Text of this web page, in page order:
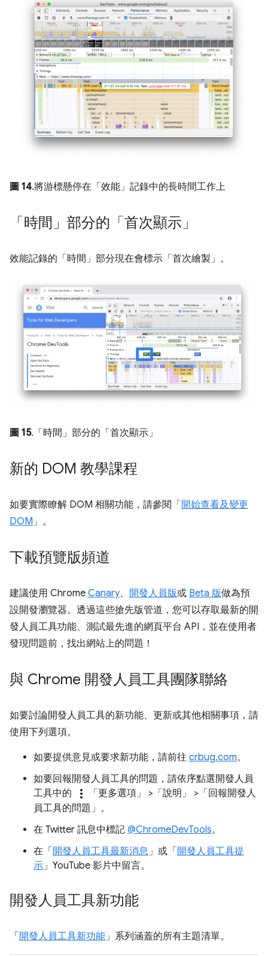
圖 14.將游標懸停在「效能」記錄中的長時間工作上
「時間」部分的「首次顯示」
效能記錄的「時間」部分現在會標示「首次繪製」。
圖 15.「時間」部分的「首次顯示」
新的 DOM 教學課程
如要實際瞭解 DOM 相關功能，請參閱「開始查看及變更
DOM 」。
下載預覽版頻道
建議使用 Chrome Canary、 開發人員版或 Beta 版做為預
設開發瀏覽器。透過這些搶先版管道，您可以存取最新的開
發人員工具功能、測試最先進的網頁平台 API，並在使用者
發現問題前，找出網站上的問題！
與 Chrome 開發人員工具團隊聯絡
如要討論開發人員工具的新功能、更新或其他相關事項，請
使用下列選項。
如要提供意見或要求新功能，請前往 crbug.com。
如要回報開發人員工具的問題，請依序點選開發人員
工具中的
more_vert 「更多選項」 >「說明」
>「回報開發人
員工具的問題」 。
在 Twitter 訊息中標記 @ChromeDevTools。
在「開發人員工具最新消息 」或「開發人員工具提
示 」YouTube 影片中留言。
開發人員工具新功能
「開發人員工具新功能 」系列涵蓋的所有主題清單。